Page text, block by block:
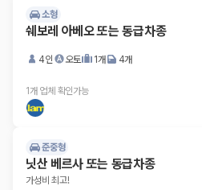
소형
쉐보레 아베오 또는 동급차종
4인 오토 1개 4개
1개 업체 확인가능
준중형
닛산 베르사 또는 동급차종
가성비 최고!